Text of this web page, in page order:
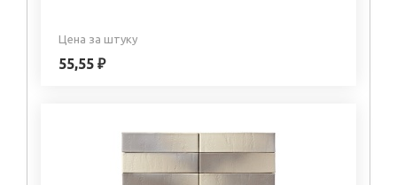
Цена за штуку
55,55 ₽